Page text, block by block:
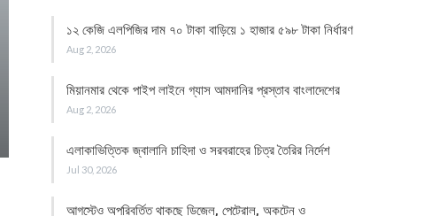
১২ কেজি এলপিজির দাম ৭০ টাকা বাড়িয়ে ১ হাজার ৫৯৮ টাকা নির্ধারণ
Aug 2, 2026
মিয়ানমার থেকে পাইপ লাইনে গ্যাস আমদানির প্রস্তাব বাংলাদেশের
Aug 2, 2026
এলাকাভিত্তিক জ্বালানি চাহিদা ও সরবরাহের চিত্র তৈরির নির্দেশ
Jul 30, 2026
আগস্টেও অপরিবর্তিত থাকছে ডিজেল, পেট্রোল, অকটেন ও